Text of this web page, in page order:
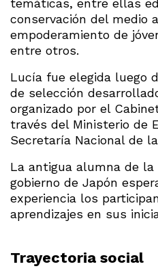
temáticas, entre ellas
conservación del medio
empoderamiento de
entre otros.
Lucía fue elegida luego
de selección
organizado por el
través del Ministerio de
Secretaría Nacional de
La antigua alumna de
gobierno de Japón
experiencia los
aprendizajes en sus
Trayectoria social